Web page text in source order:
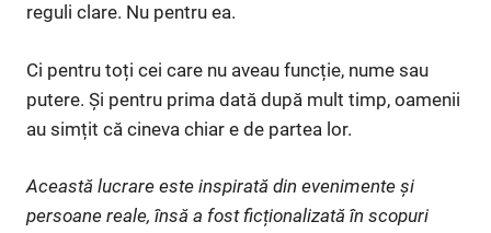
reguli clare. Nu pentru ea.
Ci pentru toți cei care nu aveau funcție, nume sau
putere. Și pentru prima dată după mult timp, oamenii
au simțit că cineva chiar e de partea lor.
Această lucrare este inspirată din evenimente și
persoane reale, însă a fost ficționalizată în scopuri